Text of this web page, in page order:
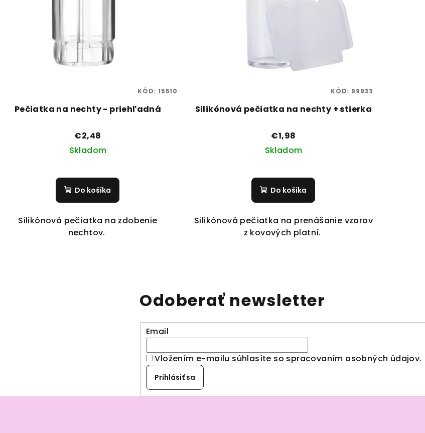
Pečiatka na nechty - priehľadná
€2,48
Skladom
Do košíka
Silikónová pečiatka na zdobenie
nechtov.
KÓD: 15510
Silikónová pečiatka na nechty + stierka
€1,98
Skladom
Do košíka
Silikónová pečiatka na prenášanie vzorov
z kovových platní.
KÓD: 99933
Odoberať newsletter
Email
Vložením e-mailu súhlasíte so spracovaním osobných údajov.
Prihlásiť sa